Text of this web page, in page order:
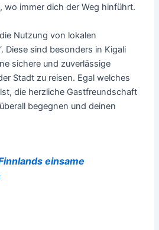
wo immer dich der Weg hinführt.
Nutzung von lokalen
Diese sind besonders in Kigali
sichere und zuverlässige
Stadt zu reisen. Egal welches
die herzliche Gastfreundschaft
begegnen und deinen
einsame